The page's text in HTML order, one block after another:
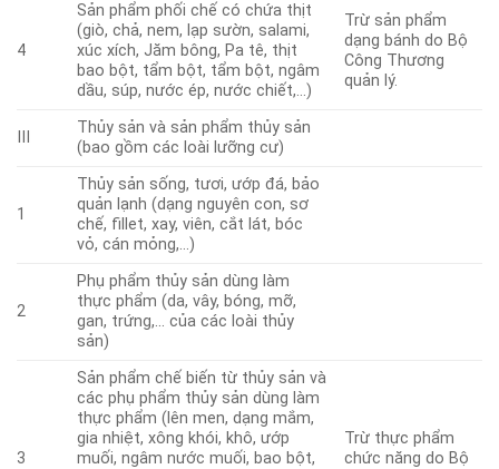
4
Sản phẩm phối chế có chứa thịt
(giò, chả, nem, lạp sườn, salami,
xúc xích, Jăm bông, Pa tê, thịt
bao bột, tẩm bột, tẩm bột, ngâm
dầu, súp, nước ép, nước chiết,…)
Trừ sản phẩm
dạng bánh do Bộ
Công Thương
quản lý.
Thủy sản và sản phẩm thủy sản
(bao gồm các loài lưỡng cư)
1
Thủy sản sống, tươi, ướp đá, bảo
quản lạnh (dạng nguyên con, sơ
chế, fillet, xay, viên, cắt lát, bóc
vỏ, cán mỏng,…)
2
Phụ phẩm thủy sản dùng làm
thực phẩm (da, vây, bóng, mỡ,
gan, trứng,… của các loài thủy
sản)
3
Sản phẩm chế biến từ thủy sản và
các phụ phẩm thủy sản dùng làm
thực phẩm (lên men, dạng mắm,
gia nhiệt, xông khói, khô, ướp
muối, ngâm nước muối, bao bột,
Trừ thực phẩm
chức năng do Bộ